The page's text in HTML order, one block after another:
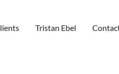
Tristan Ebel